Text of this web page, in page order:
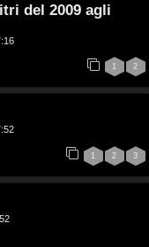
del 2009 agli
1 2
1 2 3